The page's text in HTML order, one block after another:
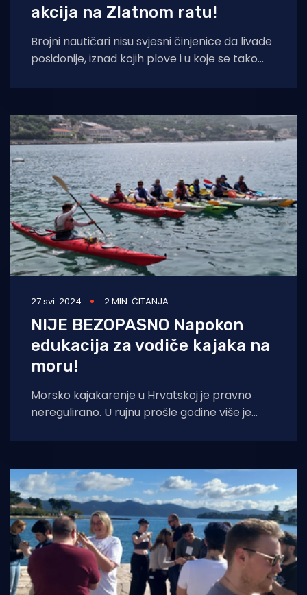
akcija na Zlatnom ratu!
Brojni nautičari nisu svjesni činjenice da livade
posidonije, iznad kojih plove i u koje se tako
27 svi. 2024 2 MIN. ČITANJA
NIJE BEZOPASNO Napokon
edukacija za vodiče kajaka na
moru!
Morsko kajakarenje u Hrvatskoj je pravno
neregulirano. U rujnu prošle godine više je
nastradalo u